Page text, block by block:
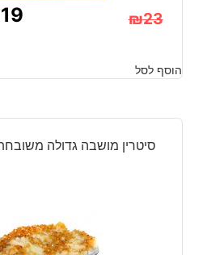
₪23
המקורי
19
הנוכחי
הוסף לסל
סיטרין מושבה גדולה משובחת